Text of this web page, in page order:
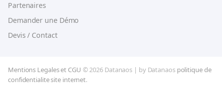
Partenaires
Demander une Démo
Devis / Contact
Mentions Legales et CGU © 2026 Datanaos | by Datanaos politique de
confidentialite site internet.